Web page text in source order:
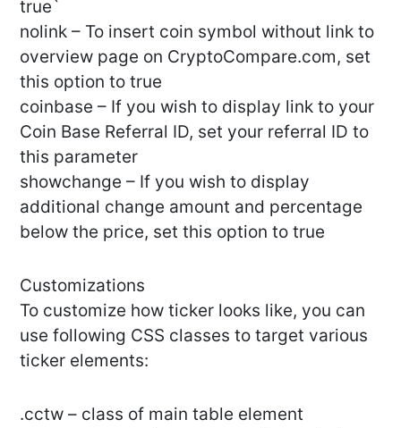
true`
nolink – To insert coin symbol without link to
overview page on CryptoCompare.com, set
this option to true
coinbase – If you wish to display link to your
Coin Base Referral ID, set your referral ID to
this parameter
showchange – If you wish to display
additional change amount and percentage
below the price, set this option to true
Customizations
To customize how ticker looks like, you can
use following CSS classes to target various
ticker elements:
.cctw – class of main table element